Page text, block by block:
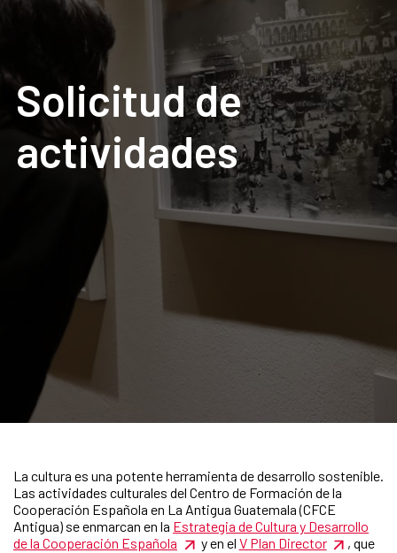
Solicitud de
actividades
La cultura es una potente herramienta de desarrollo sostenible.
Las actividades culturales del Centro de Formación de la
Cooperación Española en La Antigua Guatemala (CFCE
Antigua) se enmarcan en la Estrategia de Cultura y Desarrollo
de la Cooperación Española
y en el V Plan Director
, que